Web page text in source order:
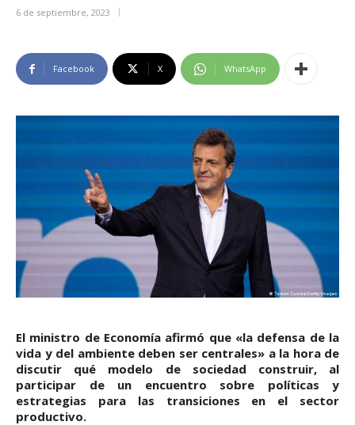
6 de septiembre, 2023
Facebook X WhatsApp
El ministro de Economía afirmó que «la defensa de la
vida y del ambiente deben ser centrales» a la hora de
discutir qué modelo de sociedad construir, al
participar de un encuentro sobre políticas y
estrategias para las transiciones en el sector
productivo.